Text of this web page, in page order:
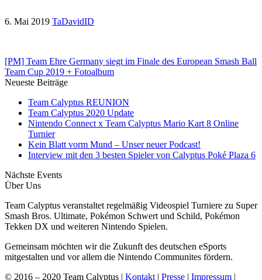
6. Mai 2019 TaDavidID
[PM] Team Ehre Germany siegt im Finale des European Smash Ball
Team Cup 2019 + Fotoalbum
Neueste Beiträge
Team Calyptus REUNION
Team Calyptus 2020 Update
Nintendo Connect x Team Calyptus Mario Kart 8 Online
Turnier
Kein Blatt vorm Mund – Unser neuer Podcast!
Interview mit den 3 besten Spieler von Calyptus Poké Plaza 6
Nächste Events
Über Uns
Team Calyptus veranstaltet regelmäßig Videospiel Turniere zu Super
Smash Bros. Ultimate, Pokémon Schwert und Schild, Pokémon
Tekken DX und weiteren Nintendo Spielen.
Gemeinsam möchten wir die Zukunft des deutschen eSports
mitgestalten und vor allem die Nintendo Communites fördern.
© 2016 – 2020 Team Calyptus | Kontakt | Presse | Impressum |